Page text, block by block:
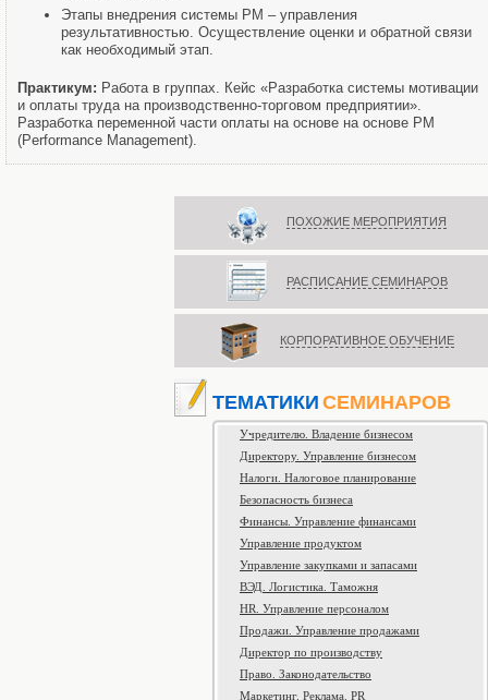
Этапы внедрения системы PM – управления
результативностью. Осуществление оценки и обратной связи
как необходимый этап.
Практикум: Работа в группах. Кейс «Разработка системы мотивации
и оплаты труда на производственно-торговом предприятии».
Разработка переменной части оплаты на основе на основе PM
(Performance Management).
ПОХОЖИЕ МЕРОПРИЯТИЯ
РАСПИСАНИЕ СЕМИНАРОВ
КОРПОРАТИВНОЕ ОБУЧЕНИЕ
ТЕМАТИКИ СЕМИНАРОВ
Учредителю. Владение бизнесом
Директору. Управление бизнесом
Налоги. Налоговое планирование
Безопасность бизнеса
Финансы. Управление финансами
Управление продуктом
Управление закупками и запасами
ВЭД. Логистика. Таможня
HR. Управление персоналом
Продажи. Управление продажами
Директор по производству
Право. Законодательство
Маркетинг. Реклама. PR